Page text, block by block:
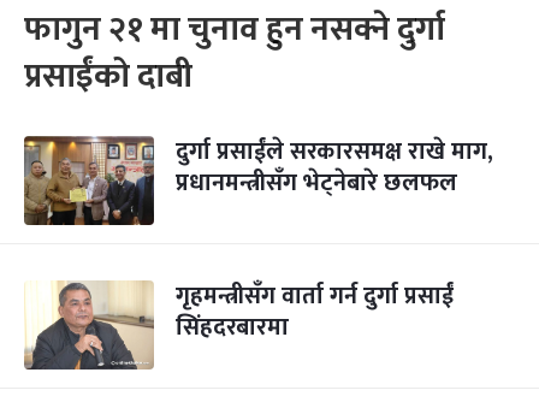
फागुन २१ मा चुनाव हुन नसक्ने दुर्गा
प्रसाईंको दाबी
दुर्गा प्रसाईंले सरकारसमक्ष राखे माग,
प्रधानमन्त्रीसँग भेट्नेबारे छलफल
गृहमन्त्रीसँग वार्ता गर्न दुर्गा प्रसाईं
सिंहदरबारमा